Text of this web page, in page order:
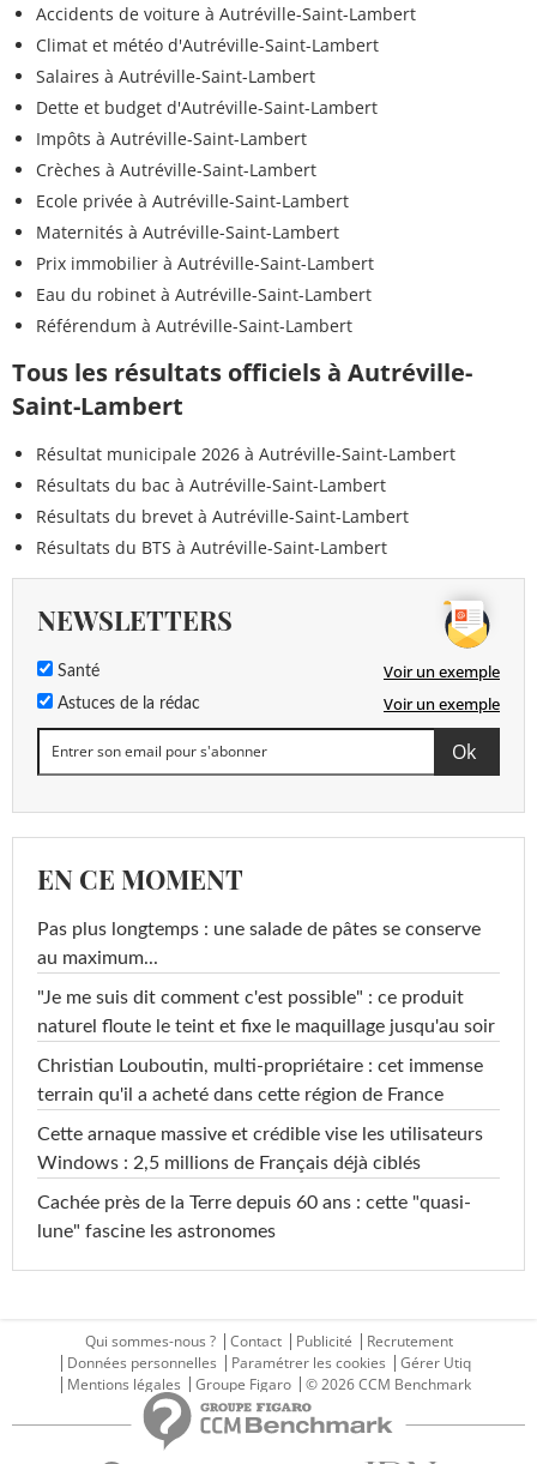
Accidents de voiture à Autréville-Saint-Lambert
Climat et météo d'Autréville-Saint-Lambert
Salaires à Autréville-Saint-Lambert
Dette et budget d'Autréville-Saint-Lambert
Impôts à Autréville-Saint-Lambert
Crèches à Autréville-Saint-Lambert
Ecole privée à Autréville-Saint-Lambert
Maternités à Autréville-Saint-Lambert
Prix immobilier à Autréville-Saint-Lambert
Eau du robinet à Autréville-Saint-Lambert
Référendum à Autréville-Saint-Lambert
Tous les résultats officiels à Autréville-
Saint-Lambert
Résultat municipale 2026 à Autréville-Saint-Lambert
Résultats du bac à Autréville-Saint-Lambert
Résultats du brevet à Autréville-Saint-Lambert
Résultats du BTS à Autréville-Saint-Lambert
NEWSLETTERS
Santé Voir un exemple
Astuces de la rédac Voir un exemple
EN CE MOMENT
Pas plus longtemps : une salade de pâtes se conserve
au maximum...
"Je me suis dit comment c'est possible" : ce produit
naturel floute le teint et fixe le maquillage jusqu'au soir
Christian Louboutin, multi-propriétaire : cet immense
terrain qu'il a acheté dans cette région de France
Cette arnaque massive et crédible vise les utilisateurs
Windows : 2,5 millions de Français déjà ciblés
Cachée près de la Terre depuis 60 ans : cette "quasi-
lune" fascine les astronomes
Qui sommes-nous ? Contact Publicité
Recrutement
Données personnelles
Paramétrer les cookies
Gérer Utiq
Mentions légales
Groupe Figaro © 2026 CCM Benchmark